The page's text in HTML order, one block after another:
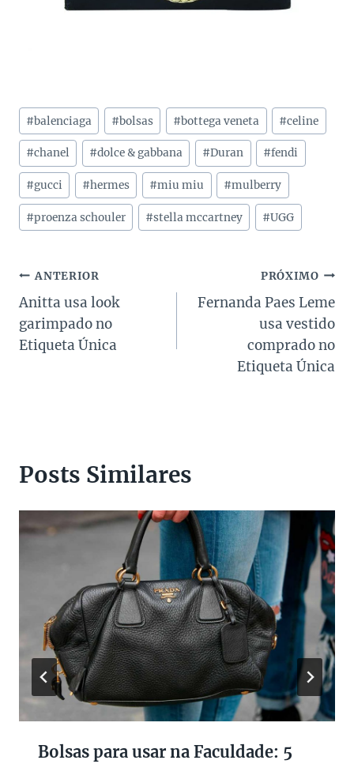
Tags
do
Post:
#balenciaga #bolsas #bottega veneta #celine
#chanel #dolce & gabbana #Duran #fendi
#gucci #hermes #miu miu #mulberry
#proenza schouler #stella mccartney #UGG
Navegação
de
Post
ANTERIOR
Anitta usa look
garimpado no
Etiqueta Única
PRÓXIMO
Fernanda Paes Leme
usa vestido
comprado no
Etiqueta Única
Posts Similares
Bolsas para usar na Faculdade: 5